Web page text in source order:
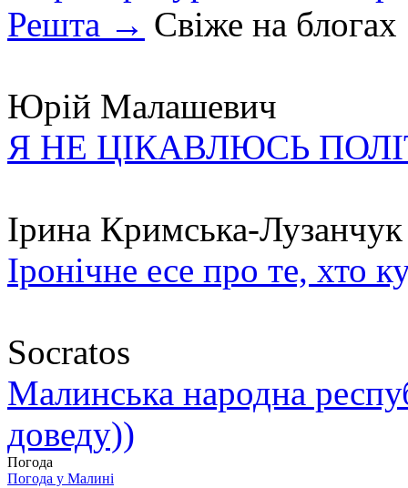
Решта → Свіже на блогах
Юрій Малашевич
Я НЕ ЦІКАВЛЮСЬ
Ірина Кримська-Лузанчук
Іронічне есе про те, хто
Socratos
Малинська народна
доведу))
Погода
Погода у Малині